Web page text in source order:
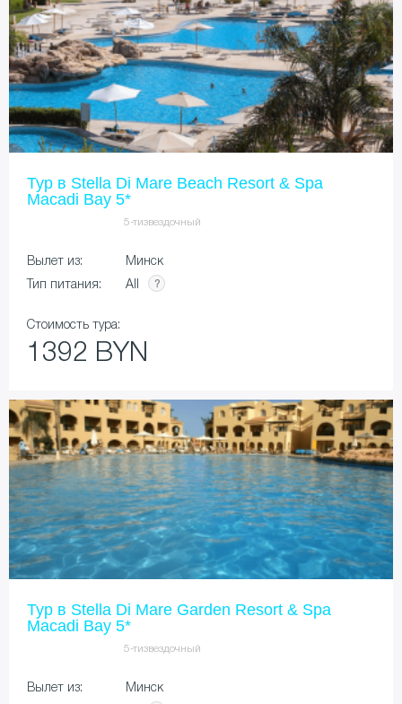
Тур в Stella Di Mare Beach Resort & Spa
Macadi Bay 5*
5-тизвездочный
Вылет из:
Минск
Тип питания:
All
Стоимость тура:
1392 BYN
Тур в Stella Di Mare Garden Resort & Spa
Macadi Bay 5*
5-тизвездочный
Вылет из:
Минск